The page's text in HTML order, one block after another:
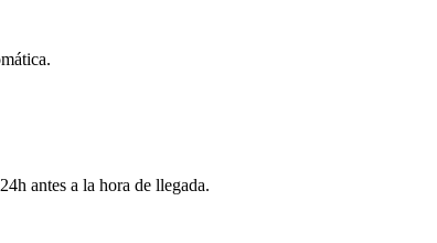
antes a la hora de llegada.